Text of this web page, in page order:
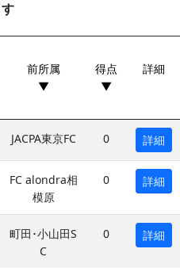
前所属
▼
得点
▼
詳細
JACPA東京FC 0 詳細
FC alondra相
模原
0 詳細
町田･小山田S
C
0 詳細